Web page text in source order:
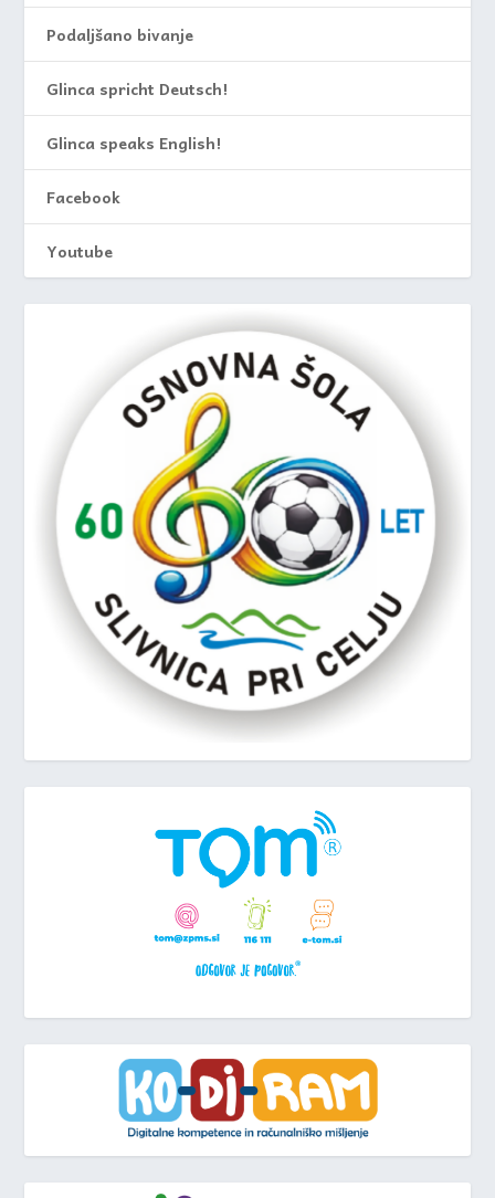
Podaljšano bivanje
Glinca spricht Deutsch!
Glinca speaks English!
Facebook
Youtube